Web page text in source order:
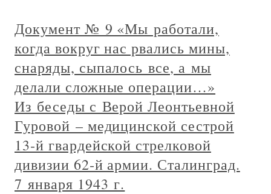
Документ № 9 «Мы работали,
когда вокруг нас рвались мины,
снаряды, сыпалось все, а мы
делали сложные операции…»
Из беседы с Верой Леонтьевной
Гуровой – медицинской сестрой
13‑й гвардейской стрелковой
дивизии 62‑й армии. Сталинград.
7 января 1943 г.